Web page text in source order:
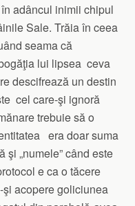
adâncul inimii chipul
Sale. Trăia în ceea
seama că
lui lipsea ceva
descifrează un destin
cel care-şi ignoră
trebuie să o
era doar suma
şi „numele” când este
e ca o tăcere
acopere goliciunea